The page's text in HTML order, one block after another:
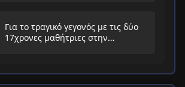
Για το τραγικό γεγονός με τις δύο
17χρονες μαθήτριες στην